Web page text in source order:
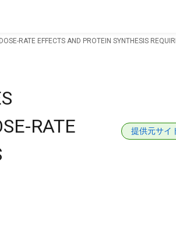
RATE EFFECTS AND PROTEIN SYNTHESIS
RATE
提供元サイ